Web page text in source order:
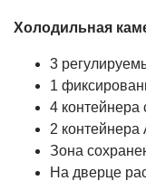
Холодильная
3
1
4 контейнера
2
Зона
На дверце